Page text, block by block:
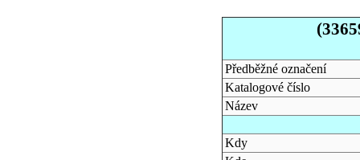
Předběžné označení
Katalogové číslo
Název
Kdy